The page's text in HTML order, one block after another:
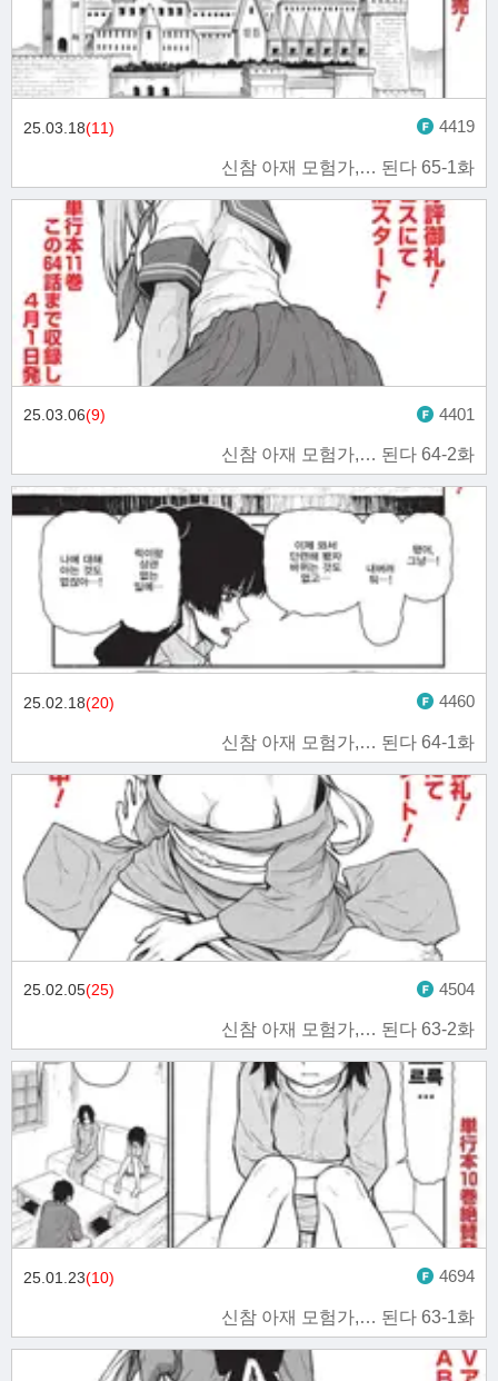
신참 아재 모험가,… 된다 65-1화
25.03.18(11) 4419
신참 아재 모험가,… 된다 64-2화
25.03.06(9) 4401
신참 아재 모험가,… 된다 64-1화
25.02.18(20) 4460
신참 아재 모험가,… 된다 63-2화
25.02.05(25) 4504
신참 아재 모험가,… 된다 63-1화
25.01.23(10) 4694